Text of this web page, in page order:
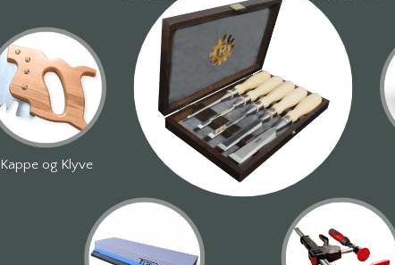
Kappe og Klyve